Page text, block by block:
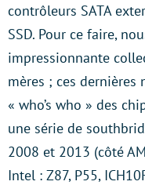
contrôleurs SATA
SSD. Pour ce faire,
impressionnante
mères ; ces
« who’s who » des
une série de
2008 et 2013 (côté
Intel : Z87, P55,